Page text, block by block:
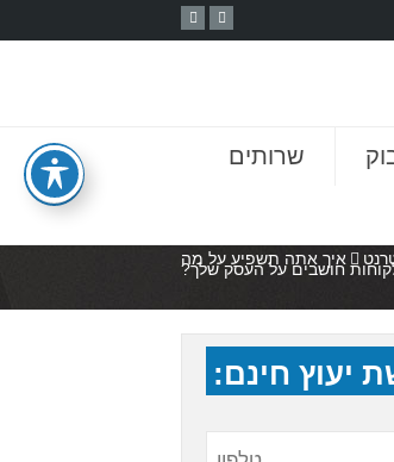
שרותים
איך אתה תשפיע על מה
חושבים על העסק שלך?
יעוץ חינם: